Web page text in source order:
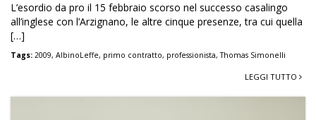
L’esordio da pro il 15 febbraio scorso nel successo casalingo
all’inglese con l’Arzignano, le altre cinque presenze, tra cui quella
[…]
Tags: 2009, AlbinoLeffe, primo contratto, professionista,Thomas Simonelli
LEGGI TUTTO